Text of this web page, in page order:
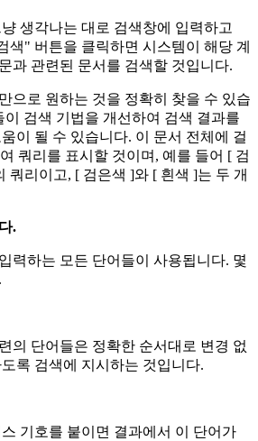
생각나는 대로 검색창에 입력하고
색" 버튼을 클릭하면 시스템이 해당 계
과 관련된 문서를 검색할 것입니다.
으로 원하는 것을 정확히 찾을 수 있습
이 검색 기법을 개선하여 검색 결과를
이 될 수 있습니다. 이 문서 전체에 걸
쿼리를 표시할 것이며, 예를 들어 [ 검
쿼리이고, [ 검은색 ]와 [ 흰색 ]는 두 개
.
력하는 모든 단어들이 사용됩니다. 몇
의 단어들은 정확한 순서대로 변경 없
록 검색에 지시하는 것입니다.
기호를 붙이면 결과에서 이 단어가